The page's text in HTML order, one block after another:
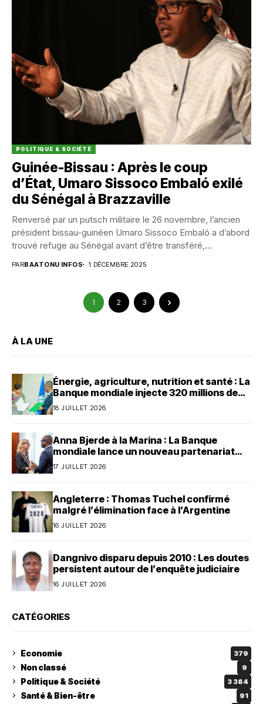
POLITIQUE & SOCIÉTÉ
Guinée-Bissau : Après le coup
d’État, Umaro Sissoco Embaló exilé
du Sénégal à Brazzaville
Renversé par un putsch militaire le 26 novembre, l’ancien
président bissau-guinéen Umaro Sissoco Embaló a d’abord
trouvé refuge au Sénégal avant d’être transféré,...
PARBAATONU INFOS 1 DÉCEMBRE 2025
1 2 3
À LA UNE
Énergie, agriculture, nutrition et santé : La
Banque mondiale injecte 320 millions de
dollars au Bénin
18 JUILLET 2026
Anna Bjerde à la Marina : La Banque
mondiale lance un nouveau partenariat
avec le Bénin
17 JUILLET 2026
Angleterre : Thomas Tuchel confirmé
malgré l’élimination face à l’Argentine
16 JUILLET 2026
Dangnivo disparu depuis 2010 : Les doutes
persistent autour de l’enquête judiciaire
16 JUILLET 2026
CATÉGORIES
Economie 379
Non classé 9
Politique & Société 3 384
Santé & Bien-être 91